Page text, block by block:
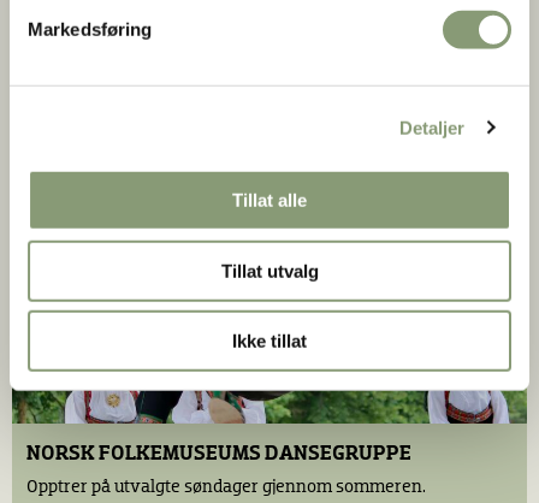
Markedsføring
Detaljer
Tillat alle
Tillat utvalg
Ikke tillat
På utvalgte dager:
NORSK FOLKEMUSEUMS DANSEGRUPPE
Opptrer på utvalgte søndager gjennom sommeren.